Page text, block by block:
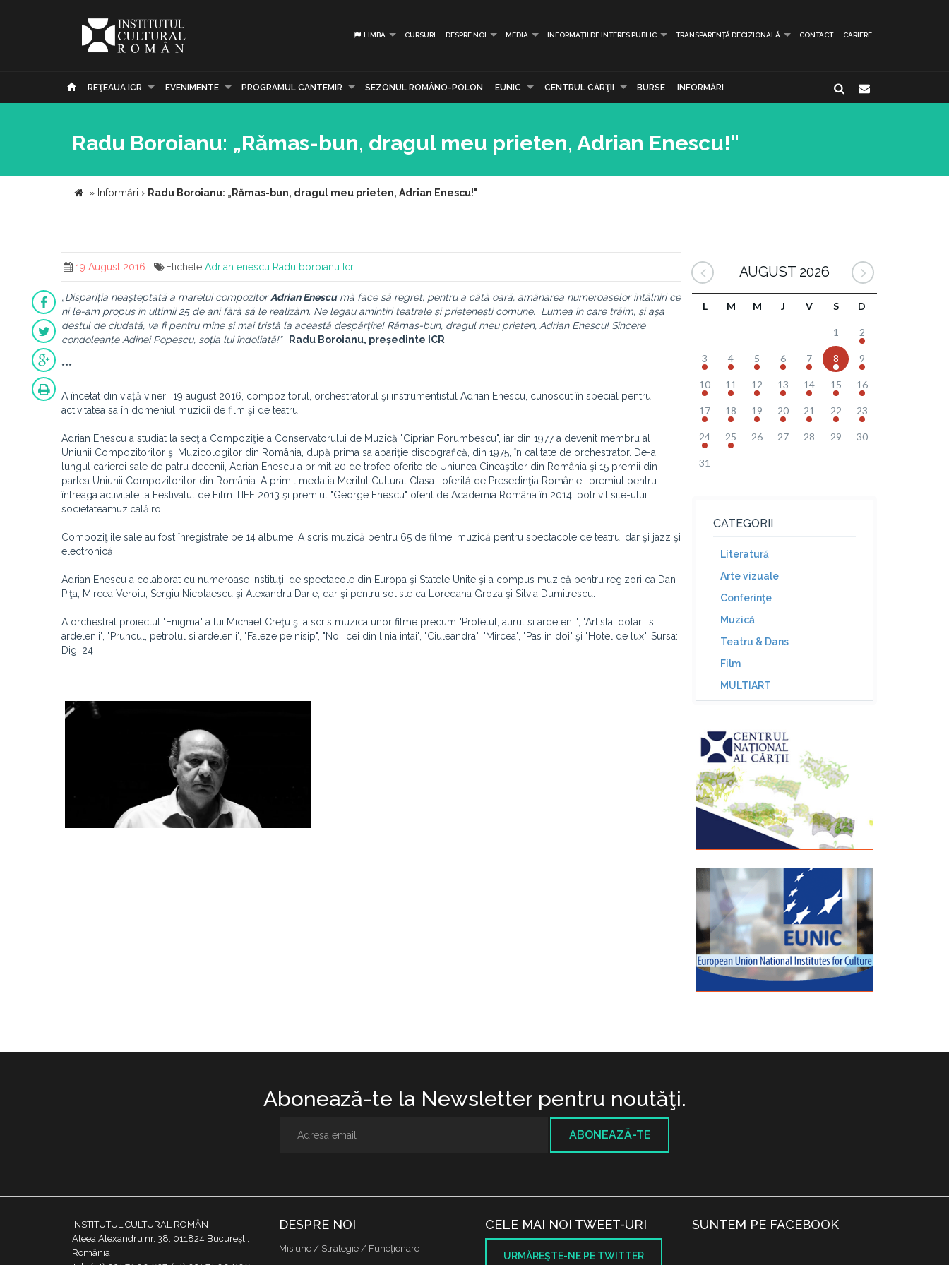
LIMBA CURSURI DESPRE NOI MEDIA INFORMAȚII DE INTERES PUBLIC TRANSPARENȚĂ DECIZIONALĂ CONTACT CARIERE
REŢEAUA ICR EVENIMENTE PROGRAMUL CANTEMIR SEZONUL ROMÂNO-POLON EUNIC CENTRUL CĂRŢII BURSE INFORMĂRI
Radu Boroianu: „Rămas-bun, dragul meu prieten, Adrian Enescu!"
» Informări › Radu Boroianu: „Rămas-bun, dragul meu prieten, Adrian Enescu!"
19 August 2016 EticheteAdrian enescu Radu boroianu Icr
„Dispariția neașteptată a marelui compozitorAdrian Enescumă face să regret, pentru a câtă oară, amânarea numeroaselor întâlniri ce
ni le-am propus în ultimii 25 de ani fără să le realizăm. Ne legau amintiri teatrale și prietenești comune. Lumea în care trăim, și așa
destul de ciudată, va fi pentru mine și mai tristă la această despărțire! Rămas-bun, dragul meu prieten, Adrian Enescu! Sincere
condoleanțe Adinei Popescu, soția lui îndoliată!"- Radu Boroianu, președinte ICR
***
A încetat din viață vineri, 19 august 2016, compozitorul, orchestratorul şi instrumentistul Adrian Enescu, cunoscut în special pentru
activitatea sa în domeniul muzicii de film şi de teatru.
Adrian Enescu a studiat la secţia Compoziţie a Conservatorului de Muzică "Ciprian Porumbescu", iar din 1977 a devenit membru al
Uniunii Compozitorilor şi Muzicologilor din România, după prima sa apariţie discografică, din 1975, în calitate de orchestrator. De-a
lungul carierei sale de patru decenii, Adrian Enescu a primit 20 de trofee oferite de Uniunea Cineaştilor din România şi 15 premii din
partea Uniunii Compozitorilor din România. A primit medalia Meritul Cultural Clasa I oferită de Presedinţia României, premiul pentru
întreaga activitate la Festivalul de Film TIFF 2013 şi premiul "George Enescu" oferit de Academia Româna în 2014, potrivit site-ului
societateamuzicală.ro.
Compoziţiile sale au fost înregistrate pe 14 albume. A scris muzică pentru 65 de filme, muzică pentru spectacole de teatru, dar şi jazz şi
electronică.
Adrian Enescu a colaborat cu numeroase instituţii de spectacole din Europa şi Statele Unite şi a compus muzică pentru regizori ca Dan
Piţa, Mircea Veroiu, Sergiu Nicolaescu şi Alexandru Darie, dar şi pentru soliste ca Loredana Groza şi Silvia Dumitrescu.
A orchestrat proiectul "Enigma" a lui Michael Creţu şi a scris muzica unor filme precum "Profetul, aurul si ardelenii", "Artista, dolarii si
ardelenii", "Pruncul, petrolul si ardelenii", "Faleze pe nisip", "Noi, cei din linia intai", "Ciuleandra", "Mircea", "Pas in doi" şi "Hotel de lux". Sursa:
Digi 24
AUGUST 2026
L M M J V S D
1 2
3 4 5 6 7 8 9
10 11 12 13 14 15 16
17 18 19 20 21 22 23
24 25 26 27 28 29 30
31
CATEGORII
Literatură
Arte vizuale
Conferinţe
Muzică
Teatru & Dans
Film
MULTIART
Abonează-te la Newsletter pentru noutăţi.
ABONEAZĂ-TE
INSTITUTUL CULTURAL ROMÂN
Aleea Alexandru nr. 38, 011824 București,
România
DESPRE NOI
Misiune / Strategie / Funcţionare
CELE MAI NOI TWEET-URI
URMĂREŞTE-NE PE TWITTER
SUNTEM PE FACEBOOK